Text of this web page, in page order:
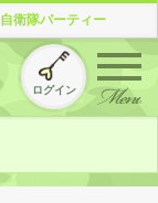
自衛隊パーティー
ログイン